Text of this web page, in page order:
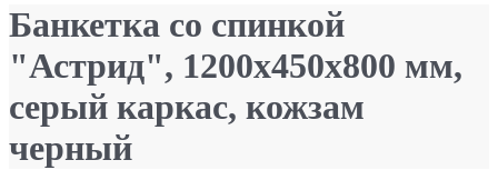
Банкетка со спинкой
"Астрид", 1200х450х800 мм,
серый каркас, кожзам
черный